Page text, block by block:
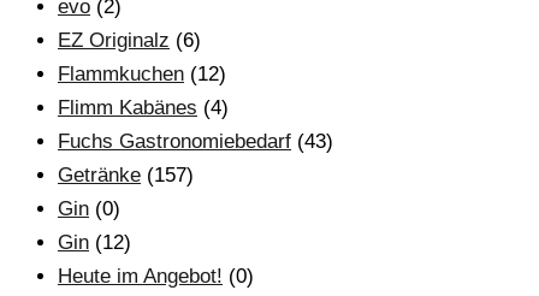
evo (2)
EZ Originalz (6)
Flammkuchen (12)
Flimm Kabänes (4)
Fuchs Gastronomiebedarf (43)
Getränke (157)
Gin (0)
Gin (12)
Heute im Angebot! (0)